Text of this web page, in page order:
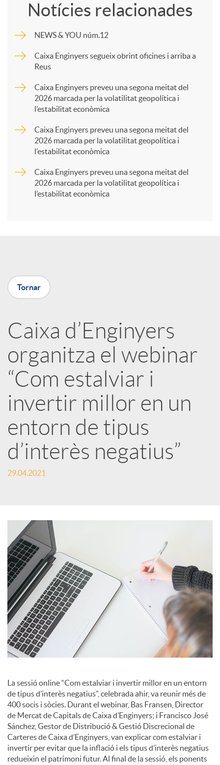
m
p
a
X
r
x
e
s
S
c
i
a
l
s
Notícies relacionades
NEWS & YOU núm.12
Caixa Enginyers segueix obrint oficines i arriba a
Reus
Caixa Enginyers preveu una segona meitat del
2026 marcada per la volatilitat geopolítica i
l’estabilitat econòmica
Caixa Enginyers preveu una segona meitat del
2026 marcada per la volatilitat geopolítica i
l’estabilitat econòmica
Caixa Enginyers preveu una segona meitat del
2026 marcada per la volatilitat geopolítica i
l’estabilitat econòmica
Tornar
Caixa d’Enginyers
organitza el webinar
“Com estalviar i
invertir millor en un
entorn de tipus
d’interès negatius”
29.04.2021
La sessió online “Com estalviar i invertir millor en un entorn
de tipus d’interès negatius”, celebrada ahir, va reunir més de
400 socis i sòcies. Durant el webinar, Bas Fransen, Director
de Mercat de Capitals de Caixa d’Enginyers; i Francisco José
Sánchez, Gestor de Distribució & Gestió Discrecional de
Carteres de Caixa d’Enginyers, van explicar com estalviar i
invertir per evitar que la inflació i els tipus d’interès negatius
redueixin el patrimoni futur. Al final de la sessió, els ponents